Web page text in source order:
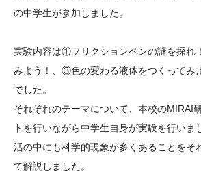
の中学生が参加しました。
実験内容は①フリクションペンの謎を探れ
みよう！、③色の変わる液体をつくってみ
でした。
それぞれのテーマについて、本校のMIRAI
トを行いながら中学生自身が実験を行いま
活の中にも科学的現象が多くあることをそ
て解説しました。